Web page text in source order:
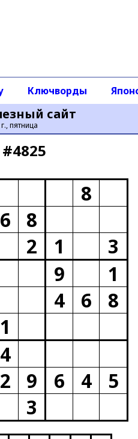
сайт
пятница
Ключворды
8
6
8
2 1
3
9
1
4
6
8
1
4
2
9 6 4
5
3